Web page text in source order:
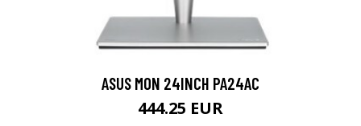
ASUS MON 24INCH PA24AC
444.25 EUR